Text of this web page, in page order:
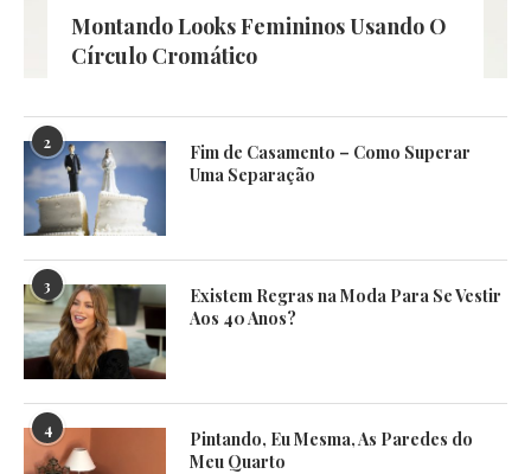
Montando Looks Femininos Usando O
Círculo Cromático
2
Fim de Casamento – Como Superar
Uma Separação
3
Existem Regras na Moda Para Se Vestir
Aos 40 Anos?
4
Pintando, Eu Mesma, As Paredes do
Meu Quarto